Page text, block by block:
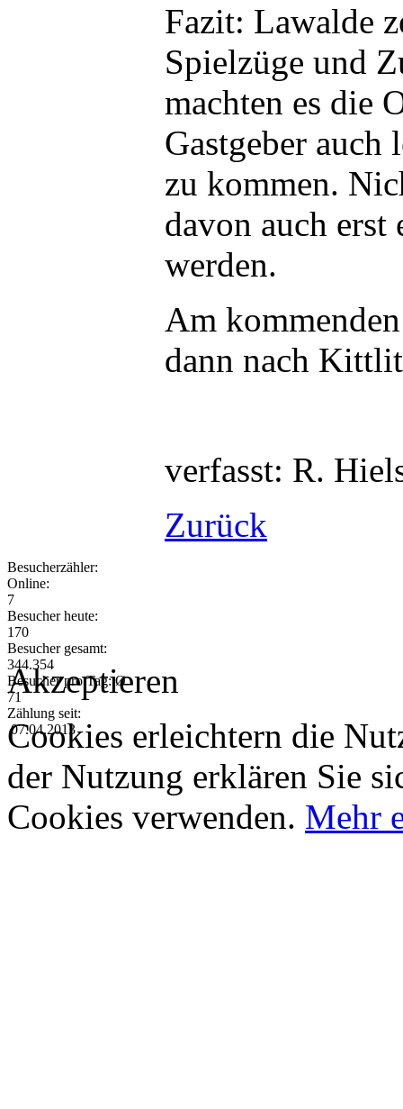
Fazit: Lawalde
Spielzüge und
machten es die
Gastgeber auch
zu kommen.
davon auch erst
werden.
Am
dann nach
verfasst: R.
Zurück
Besucherzähler:
Online:
7
Besucher heute:
170
Besucher gesamt:
344.354
Besucher pro Tag: Ø
71
Zählung seit:
07.04.2013
Akzeptieren
Cookies erleichtern die
der Nutzung erklären Sie
Cookies verwenden. Mehr